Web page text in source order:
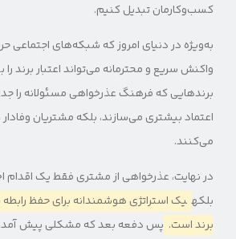
کسب‌وکارمان تبدیل کنیم.
به‌ویژه در دنیای امروز که شبکه‌های اجتماعی
واکنش سریع و محترمانه می‌تواند اعتبار برند را
برندهایی که فرهنگ عذرخواهی مسئولانه را
اعتماد بیشتری می‌سازند، بلکه مشتریان
می‌کنند.
در نهایت، عذرخواهی از مشتری فقط یک اقدام
بلکه یک استراتژی هوشمندانه برای حفظ
برند است. پس دفعه بعد که مشکلی پیش آمد،